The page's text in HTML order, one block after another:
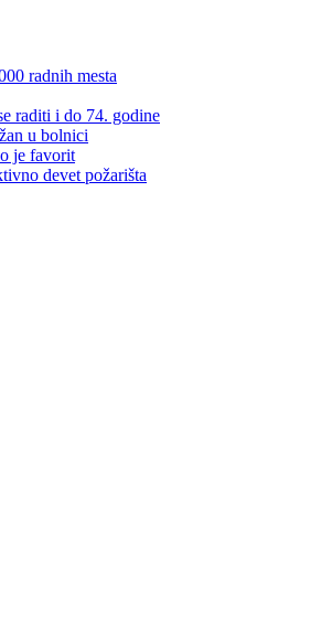
radnih mesta
raditi i do 74. godine
u bolnici
je favorit
devet požarišta